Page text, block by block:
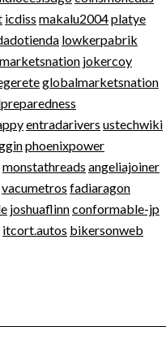
icdiss makalu2004platye
lowkerpabrik
jokercoy
globalmarketsnation
entradarivers ustechwiki
phoenixpower
monstathreads angeliajoiner
vacumetros fadiaragon
joshuaflinnconformable-jp
itcort.autos bikersonweb